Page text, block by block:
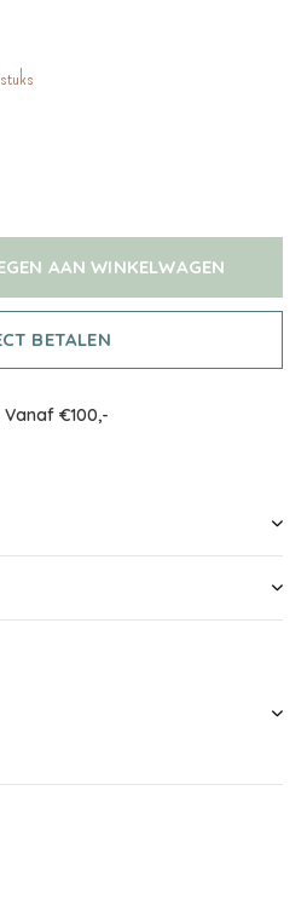
AAN WINKELWAGEN
BETALEN
Vanaf €100,-